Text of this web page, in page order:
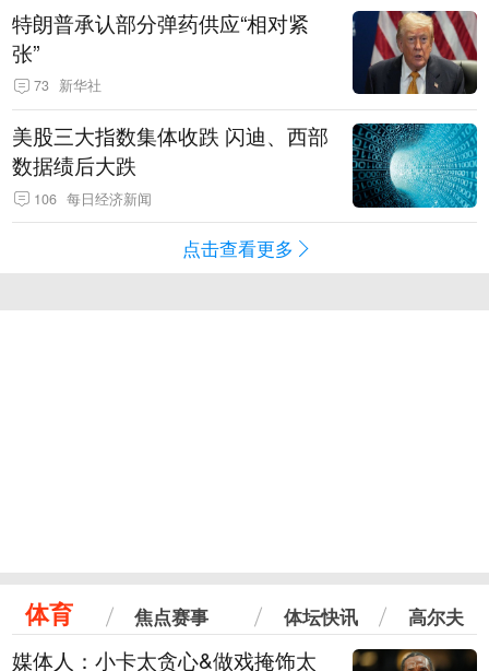
特朗普承认部分弹药供应“相对紧
张”
73 新华社
美股三大指数集体收跌 闪迪、西部
数据绩后大跌
106 每日经济新闻
点击查看更多
体育 焦点赛事 体坛快讯 高尔夫
媒体人：小卡太贪心&做戏掩饰太